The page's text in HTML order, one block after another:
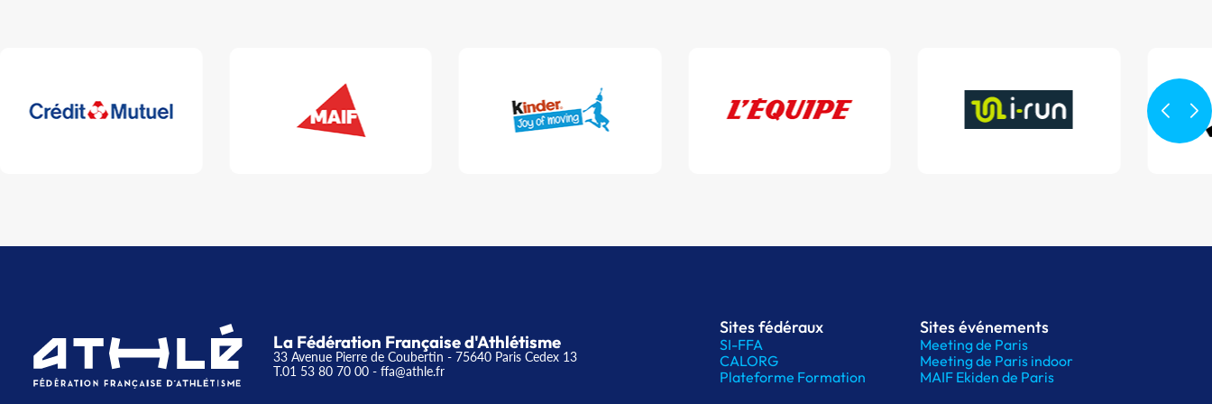
La Fédération Française d'Athlétisme
33 Avenue Pierre de Coubertin - 75640 Paris Cedex 13
T.01 53 80 70 00 - ffa@athle.fr
Sites fédéraux
SI-FFA
CALORG
Plateforme Formation
Sites événements
Meeting de Paris
Meeting de Paris indoor
MAIF Ekiden de Paris